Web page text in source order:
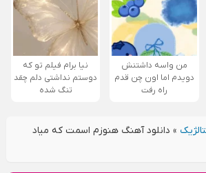
من واسه داشتنش
دویدم اما اون چن قدم
راه رفت
نیا برام فیلم تو که
دوستم نداشتی دلم چقد
تنگ شده
» دانلود آهنگ هنوزم اسمت که میاد